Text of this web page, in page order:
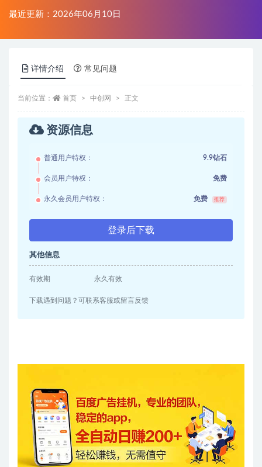
最近更新：2026年06月10日
详情介绍 常见问题
当前位置： 首页 中创网 正文
资源信息
普通用户特权： 9.9钻石
会员用户特权： 免费
永久会员用户特权： 免费 推荐
登录后下载
其他信息
有效期 永久有效
下载遇到问题？可联系客服或留言反馈